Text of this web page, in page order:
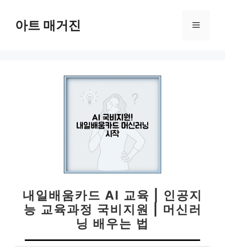
아트 매거진 메
내일배움카드 AI 교육 | 인공지
능 교육과정 국비지원 | 머신러
닝 배우는 법